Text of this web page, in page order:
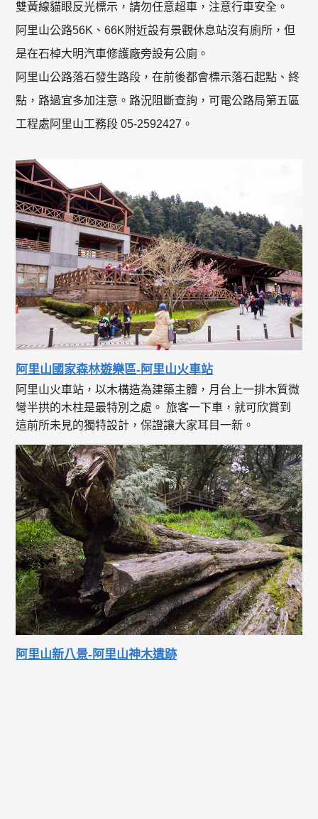
雙黃線貓眼反光標示，請勿任意超車，注意行車安全。
阿里山公路56K、66K附近設有景觀休息站沒有廁所，但
是在石棹大明汽車修護廠旁設有公廁。
阿里山公路落石發生路段，在前後都會標示落石起點、終
點，路過宜多加注意。路況阻斷查詢，可電公路局第五區
工程處阿里山工務段 05-2592427。
阿里山國家森林遊樂區-阿里山火車站
阿里山火車站，以木構造為建築主體，月台上一排木質微
彎半拱的木柱是最特別之處。 旅客一下車，就可欣賞到
這前所未見的獨特設計，保證讓大家耳目一新。
阿里山新八景-阿里山神木遺跡